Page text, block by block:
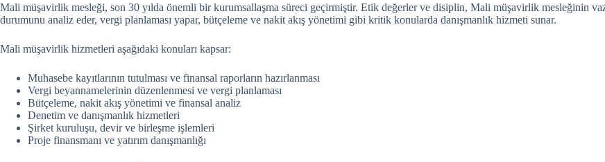
Mali müşavirlik mesleği, son 30 yılda önemli bir kurumsallaşma süreci geçirmiştir. Etik değerler ve disiplin, Mali müşavirlik mesleğinin
durumunu analiz eder, vergi planlaması yapar, bütçeleme ve nakit akış yönetimi gibi kritik konularda danışmanlık hizmeti sunar.
Mali müşavirlik hizmetleri aşağıdaki konuları kapsar:
Muhasebe kayıtlarının tutulması ve finansal raporların hazırlanması
Vergi beyannamelerinin düzenlenmesi ve vergi planlaması
Bütçeleme, nakit akış yönetimi ve finansal analiz
Denetim ve danışmanlık hizmetleri
Şirket kuruluşu, devir ve birleşme işlemleri
Proje finansmanı ve yatırım danışmanlığı